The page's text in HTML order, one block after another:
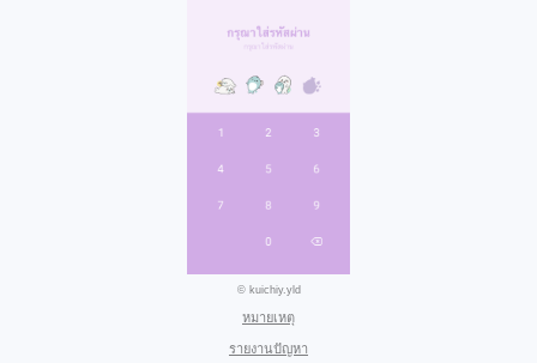
© kuichiy.yld
หมายเหตุ
รายงานปัญหา